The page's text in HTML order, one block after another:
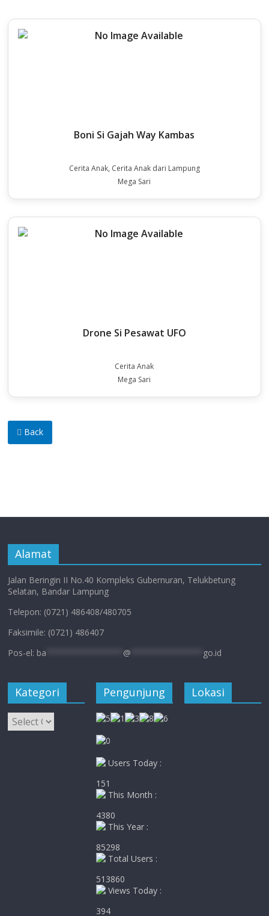
Boni Si Gajah Way Kambas
Cerita Anak, Cerita Anak dari Lampung
Mega Sari
Drone Si Pesawat UFO
Cerita Anak
Mega Sari
Back
Alamat
Jalan Beringin II No.40 Kompleks Gubernuran, Telukbetung
Selatan, Bandar Lampung
Telepon: (0721) 486408/480705
Faksimile: (0721) 486407
Pos-el: ba @ go.id
Kategori
Kategori
Pengunjung
Users Today :
151
This Month :
4380
This Year :
85298
Total Users :
513860
Views Today :
394
Lokasi